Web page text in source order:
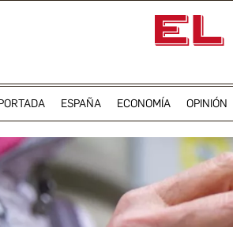
ESPAÑA ECONOMÍA OPINIÓN